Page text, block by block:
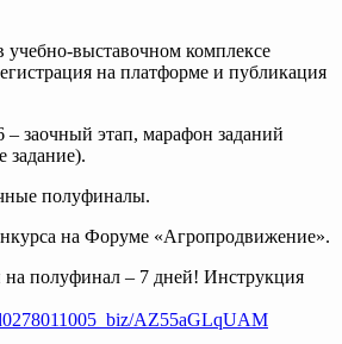
учебно-выставочном комплексе
на платформе и публикация
– заочный этап, марафон заданий
задание).
полуфиналы.
на Форуме «Агропродвижение».
на полуфинал – 7 дней! Инструкция
005_biz/AZ55aGLqUAM